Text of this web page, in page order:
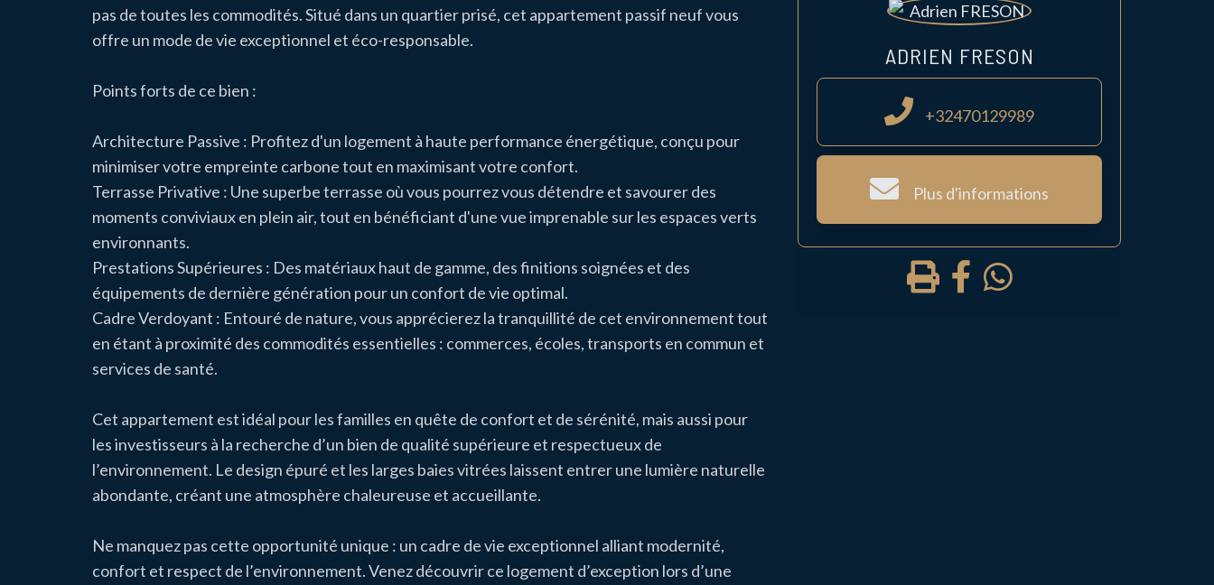
pas de toutes les commodités. Situé dans un quartier prisé, cet appartement passif neuf vous
offre un mode de vie exceptionnel et éco-responsable.
Points forts de ce bien :
Architecture Passive : Profitez d'un logement à haute performance énergétique, conçu pour
minimiser votre empreinte carbone tout en maximisant votre confort.
Terrasse Privative : Une superbe terrasse où vous pourrez vous détendre et savourer des
moments conviviaux en plein air, tout en bénéficiant d'une vue imprenable sur les espaces verts
environnants.
Prestations Supérieures : Des matériaux haut de gamme, des finitions soignées et des
équipements de dernière génération pour un confort de vie optimal.
Cadre Verdoyant : Entouré de nature, vous apprécierez la tranquillité de cet environnement tout
en étant à proximité des commodités essentielles : commerces, écoles, transports en commun et
services de santé.
Cet appartement est idéal pour les familles en quête de confort et de sérénité, mais aussi pour
les investisseurs à la recherche d’un bien de qualité supérieure et respectueux de
l’environnement. Le design épuré et les larges baies vitrées laissent entrer une lumière naturelle
abondante, créant une atmosphère chaleureuse et accueillante.
Ne manquez pas cette opportunité unique : un cadre de vie exceptionnel alliant modernité,
confort et respect de l’environnement. Venez découvrir ce logement d’exception lors d’une
ADRIEN FRESON
+32470129989
Plus d'informations